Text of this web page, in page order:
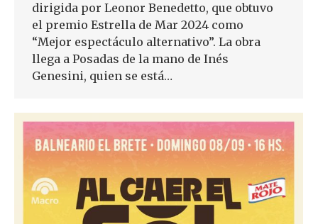
dirigida por Leonor Benedetto, que obtuvo
el premio Estrella de Mar 2024 como
“Mejor espectáculo alternativo”. La obra
llega a Posadas de la mano de Inés
Genesini, quien se está…